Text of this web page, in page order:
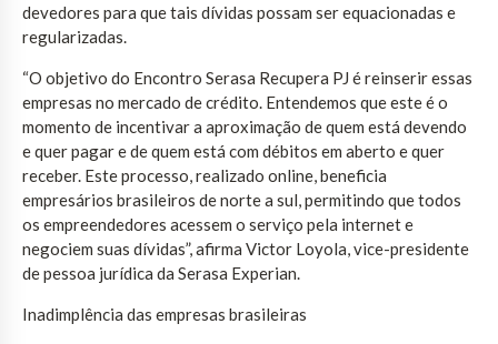
devedores para que tais dívidas possam ser equacionadas e
regularizadas.
“O objetivo do Encontro Serasa Recupera PJ é reinserir essas
empresas no mercado de crédito. Entendemos que este é o
momento de incentivar a aproximação de quem está devendo
e quer pagar e de quem está com débitos em aberto e quer
receber. Este processo, realizado online, beneficia
empresários brasileiros de norte a sul, permitindo que todos
os empreendedores acessem o serviço pela internet e
negociem suas dívidas”, afirma Victor Loyola, vice-presidente
de pessoa jurídica da Serasa Experian.
Inadimplência das empresas brasileiras